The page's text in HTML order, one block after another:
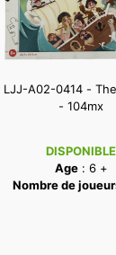
LJJ-A02-0414 -
- 104mx
DISPONIBLE
Age: 6 +
Nombre de